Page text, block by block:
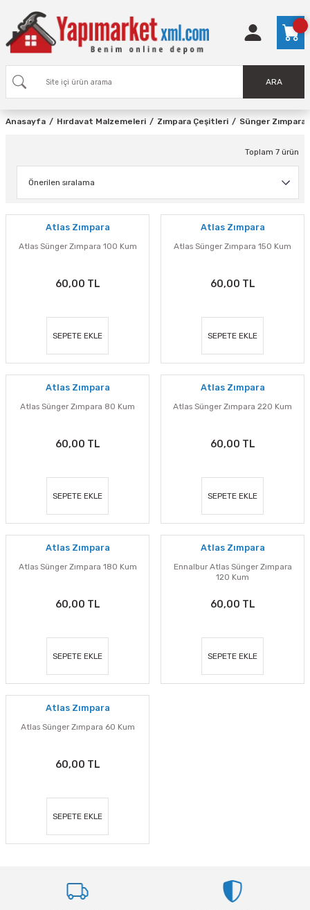
ARA
Anasayfa Hırdavat Malzemeleri Zımpara Çeşitleri Sünger Zımpara
Toplam 7 ürün
Atlas Zımpara
Atlas Sünger Zımpara 100 Kum
60,00 TL
SEPETE EKLE
Atlas Zımpara
Atlas Sünger Zımpara 150 Kum
60,00 TL
SEPETE EKLE
Atlas Zımpara
Atlas Sünger Zımpara 80 Kum
60,00 TL
SEPETE EKLE
Atlas Zımpara
Atlas Sünger Zımpara 220 Kum
60,00 TL
SEPETE EKLE
Atlas Zımpara
Atlas Sünger Zımpara 180 Kum
60,00 TL
SEPETE EKLE
Atlas Zımpara
Ennalbur Atlas Sünger Zımpara
120 Kum
60,00 TL
SEPETE EKLE
Atlas Zımpara
Atlas Sünger Zımpara 60 Kum
60,00 TL
SEPETE EKLE